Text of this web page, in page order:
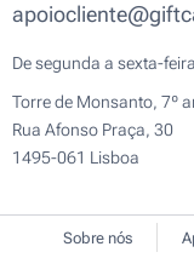
De segunda a sexta-
Torre de Monsanto, 7º
Rua Afonso Praça, 30
1495-061 Lisboa
Sobre nós